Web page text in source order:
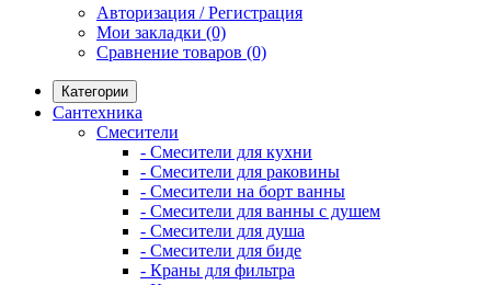
Авторизация / Регистрация
Мои закладки (0)
Сравнение товаров (0)
Категории
Сантехника
Смесители
- Смесители для кухни
- Смесители для раковины
- Смесители на борт ванны
- Смесители для ванны с душем
- Смесители для душа
- Смесители для биде
- Краны для фильтра